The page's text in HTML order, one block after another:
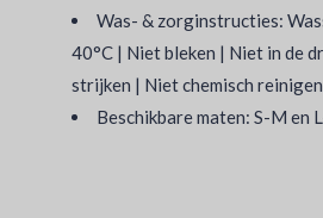
Was- & zorginstructies:
40°C | Niet bleken | Niet in de
strijken | Niet chemisch reinigen
Beschikbare maten: S-M en